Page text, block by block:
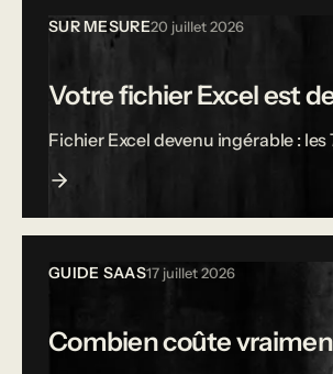
SUR MESURE20 juillet 2026
Votre fichier Excel est
Fichier Excel devenu ingérable :
GUIDE SAAS17 juillet 2026
Combien coûte